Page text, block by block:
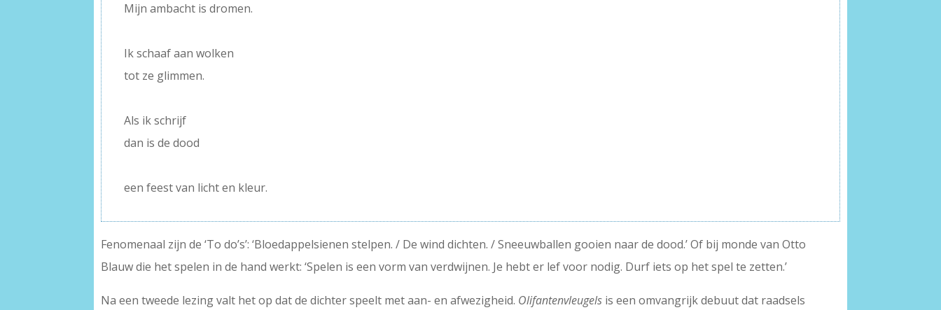
Mijn ambacht is dromen.
Ik schaaf aan wolken
tot ze glimmen.
Als ik schrijf
dan is de dood
een feest van licht en kleur.
Fenomenaal zijn de ‘To do’s’: ‘Bloedappelsienen stelpen. / De wind dichten. / Sneeuwballen gooien naar de dood.’ Of bij monde van Otto
Blauw die het spelen in de hand werkt: ‘Spelen is een vorm van verdwijnen. Je hebt er lef voor nodig. Durf iets op het spel te zetten.’
Na een tweede lezing valt het op dat de dichter speelt met aan- en afwezigheid. Olifantenvleugels is een omvangrijk debuut dat raadsels